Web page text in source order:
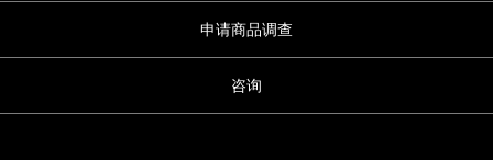
申请商品调查
咨询